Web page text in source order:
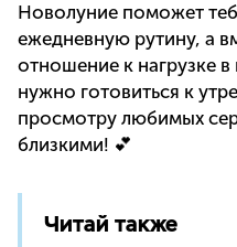
Новолуние поможет
ежедневную рутину, а
отношение к нагрузке
нужно готовиться к
просмотру любимых
близкими! 💕
Читай также